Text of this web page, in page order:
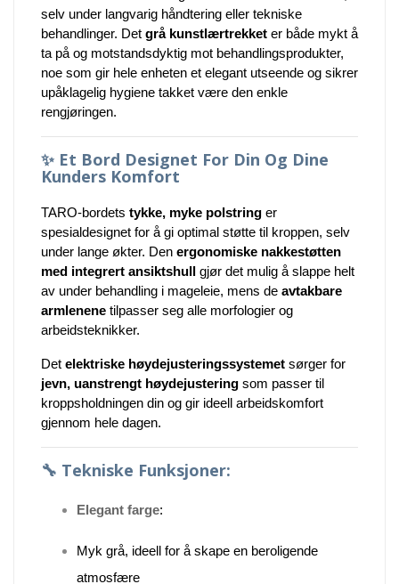
selv under langvarig håndtering eller tekniske
behandlinger. Det grå kunstlærtrekket er både mykt å
ta på og motstandsdyktig mot behandlingsprodukter,
noe som gir hele enheten et elegant utseende og sikrer
upåklagelig hygiene takket være den enkle
rengjøringen.
✨ Et Bord Designet For Din Og Dine
Kunders Komfort
TARO-bordets tykke, myke polstring er
spesialdesignet for å gi optimal støtte til kroppen, selv
under lange økter. Den ergonomiske nakkestøtten
med integrert ansiktshull gjør det mulig å slappe helt
av under behandling i mageleie, mens de avtakbare
armlenene tilpasser seg alle morfologier og
arbeidsteknikker.
Det elektriske høydejusteringssystemet sørger for
jevn, uanstrengt høydejustering som passer til
kroppsholdningen din og gir ideell arbeidskomfort
gjennom hele dagen.
🔧 Tekniske Funksjoner:
Elegant farge:
Myk grå, ideell for å skape en beroligende
atmosfære